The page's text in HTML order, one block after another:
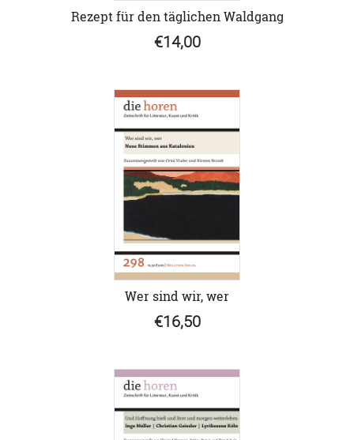
Rezept für den täglichen Waldgang
€14,00
Wer sind wir, wer
€16,50